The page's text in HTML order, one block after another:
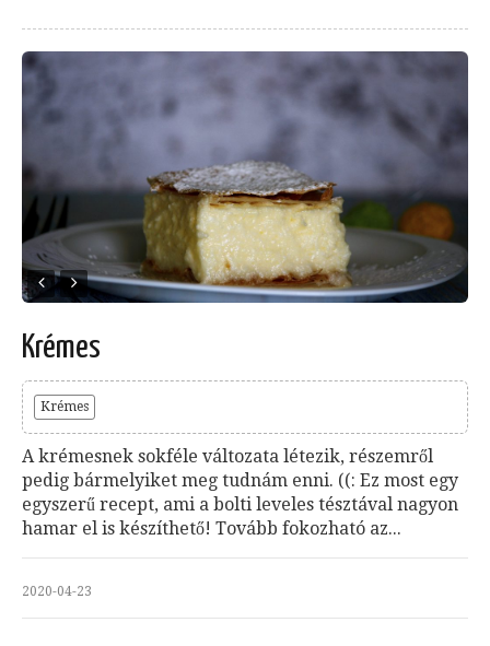
Krémes
Krémes
A krémesnek sokféle változata létezik, részemről
pedig bármelyiket meg tudnám enni. ((: Ez most egy
egyszerű recept, ami a bolti leveles tésztával nagyon
hamar el is készíthető! Tovább fokozható az...
2020-04-23